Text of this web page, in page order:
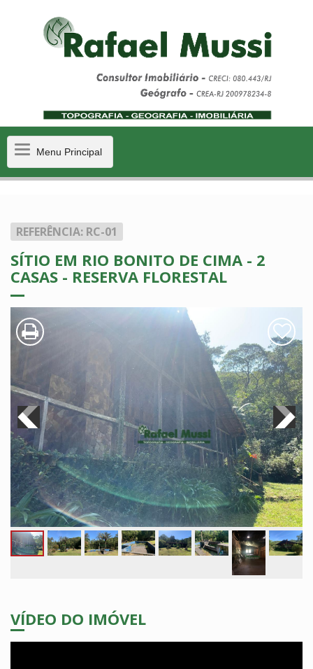
MenuMenu Principal
REFERÊNCIA: RC-01
SÍTIO EM RIO BONITO DE CIMA - 2
CASAS - RESERVA FLORESTAL
VÍDEO DO IMÓVEL